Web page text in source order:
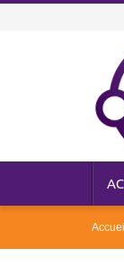
Accueil